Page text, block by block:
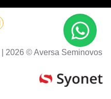
2026 ©Aversa Seminovos